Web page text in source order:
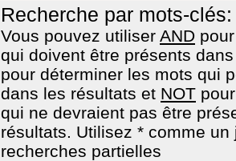
Recherche par mots-clés:
Vous pouvez utiliser AND
qui doivent être présents
pour déterminer les mots qui
dans les résultats et NOT
qui ne devraient pas être
résultats. Utilisez * comme un
recherches partielles